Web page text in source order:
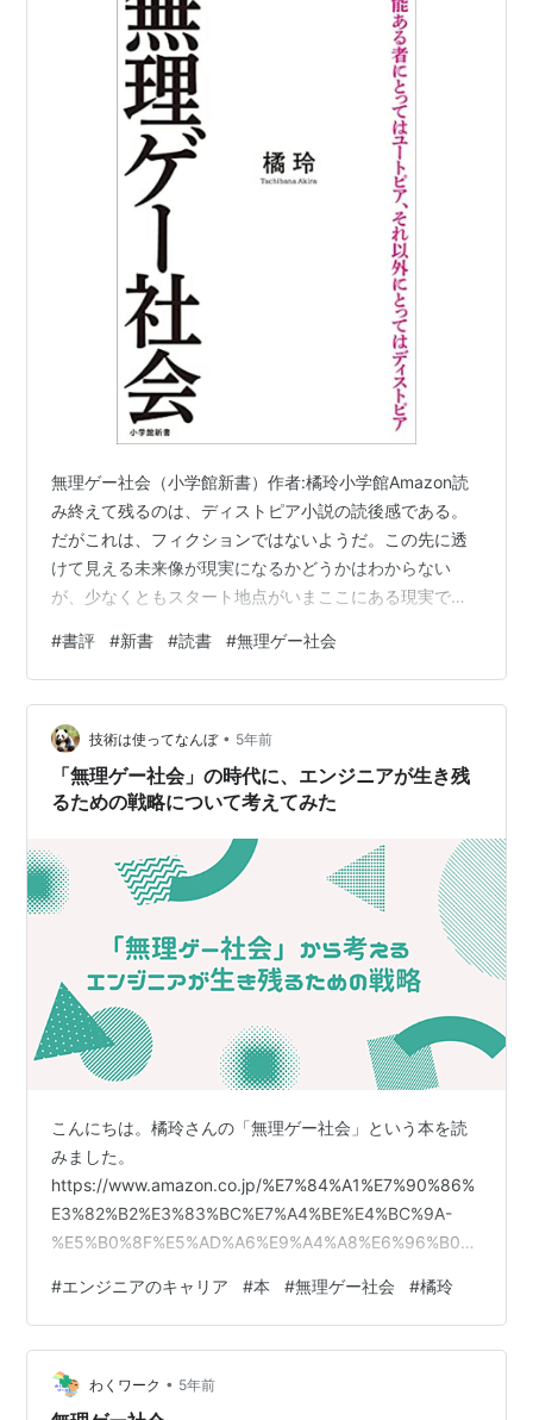
無理ゲー社会（小学館新書）作者:橘玲小学館Amazon読
み終えて残るのは、ディストピア小説の読後感である。
だがこれは、フィクションではないようだ。この先に透
けて見える未来像が現実になるかどうかはわからない
が、少なくともスタート地点がいまここにある現実であ
近ごろの新書らしい、狙いすぎのようにも感じられるタ
イトルに釣られて安易に手に取ってみたが、読み進めて
ゆくうちに、現代社会の問題点を容赦なく炙り出すその
内容から目が離せなくなった。一章目のつかみに『君の
名は。』を持ってくるあたり、やや取ってつけたような
あざとさを感じなくもないが、以降はかなり深刻な…
#書評 #新書 #読書 #無理ゲー社会
技術は使ってなんぼ • 5年前
「無理ゲー社会」の時代に、エンジニアが生き残
るための戦略について考えてみた
こんにちは。橘玲さんの「無理ゲー社会」という本を読
みました。
https://www.amazon.co.jp/%E7%84%A1%E7%90%86%
E3%82%B2%E3%83%BC%E7%A4%BE%E4%BC%9A-
%E5%B0%8F%E5%AD%A6%E9%A4%A8%E6%96%B0%
%E6%A9%98/dp/409825400X/ref=tmm_pap_swatch_
0?_encoding=UTF8&qid=1632467258&sr=8-
1www.amazon.co.jp今回はこの本を読んだエンジニア
が、生き残るための戦略について考…
#エンジニアのキャリア #本 #無理ゲー社会 #橘玲
わくワーク • 5年前